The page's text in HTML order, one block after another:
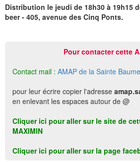
Distribution le jeudi de 18h30 à 19h15
beer - 405, avenue des Cinq Ponts.
Pour contacter cette
Contact mail : AMAP de la Sainte Baume
pour leur écrire copier l'adresse
en enlevant les espaces autour de @
Cliquer ici pour aller sur le site de
MAXIMIN
Cliquer ici pour aller sur la page